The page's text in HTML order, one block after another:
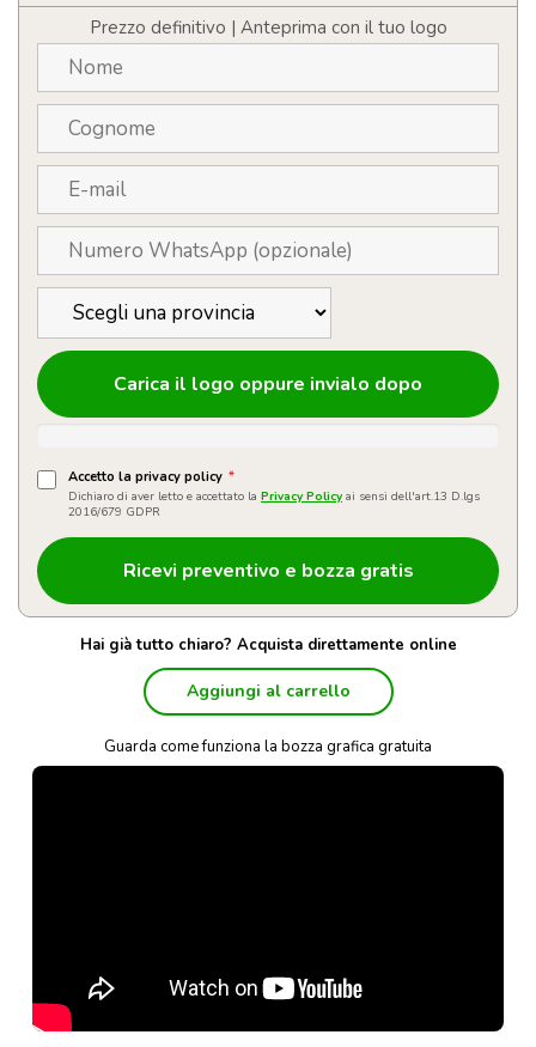
quantitàPrezzo definitivo | Anteprima con il tuo logo
Carica il logo oppure invialo dopo
Accetto la privacy policy *
Dichiaro di aver letto e accettato la Privacy Policy ai sensi dell'art.13 D.lgs
2016/679 GDPR
Hai già tutto chiaro? Acquista direttamente online
Aggiungi al carrello
Guarda come funziona la bozza grafica gratuita